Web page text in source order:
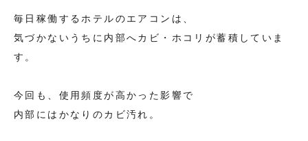
毎日稼働するホテルのエアコンは、
気づかないうちに内部へカビ・ホコリが蓄積していま
す。
今回も、使用頻度が高かった影響で
内部にはかなりのカビ汚れ。